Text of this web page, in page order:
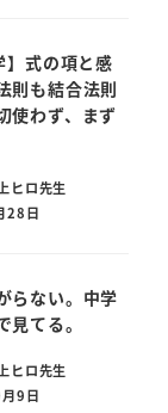
】式の項と感
則も結合法則
使わず、まず
ヒロ先生
28日
らない。中学
てる。
ヒロ先生
9日